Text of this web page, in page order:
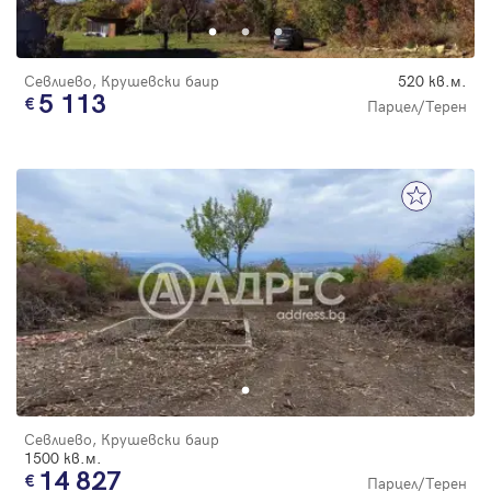
Севлиево, Крушевски баир 520 кв.м.
5 113 Парцел/Терен
Севлиево, Крушевски баир
1500 кв.м.
14 827 Парцел/Терен